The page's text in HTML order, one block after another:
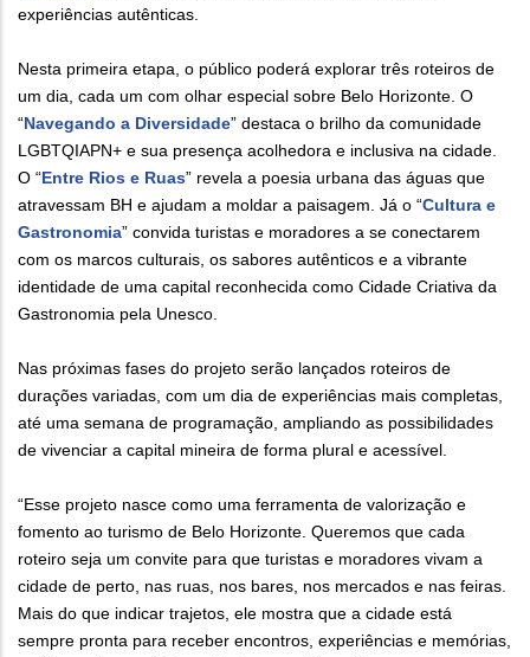
experiências autênticas.
Nesta primeira etapa, o público poderá explorar três roteiros de
um dia, cada um com olhar especial sobre Belo Horizonte. O
“Navegando a Diversidade” destaca o brilho da comunidade
LGBTQIAPN+ e sua presença acolhedora e inclusiva na cidade.
O “Entre Rios e Ruas” revela a poesia urbana das águas que
atravessam BH e ajudam a moldar a paisagem. Já o “Cultura e
Gastronomia” convida turistas e moradores a se conectarem
com os marcos culturais, os sabores autênticos e a vibrante
identidade de uma capital reconhecida como Cidade Criativa da
Gastronomia pela Unesco.
Nas próximas fases do projeto serão lançados roteiros de
durações variadas, com um dia de experiências mais completas,
até uma semana de programação, ampliando as possibilidades
de vivenciar a capital mineira de forma plural e acessível.
“Esse projeto nasce como uma ferramenta de valorização e
fomento ao turismo de Belo Horizonte. Queremos que cada
roteiro seja um convite para que turistas e moradores vivam a
cidade de perto, nas ruas, nos bares, nos mercados e nas feiras.
Mais do que indicar trajetos, ele mostra que a cidade está
sempre pronta para receber encontros, experiências e memórias,